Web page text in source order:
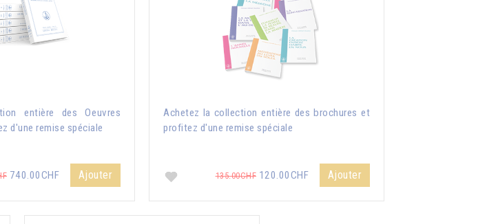
entière des Oeuvres
d'une remise spéciale
740.00CHF Ajouter
Achetez la collection entière des brochures et
profitez d'une remise spéciale
135.00CHF 120.00CHF Ajouter